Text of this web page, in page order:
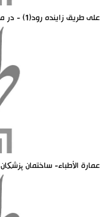
على طريق زاينده رود(1) - در مسير زاينده رود
عمارة الأطباء- ساختمان پزشکان